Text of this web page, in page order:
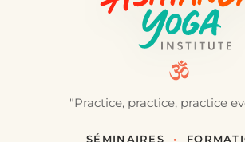
"Practice, practice, practice
SÉMINAIRES •